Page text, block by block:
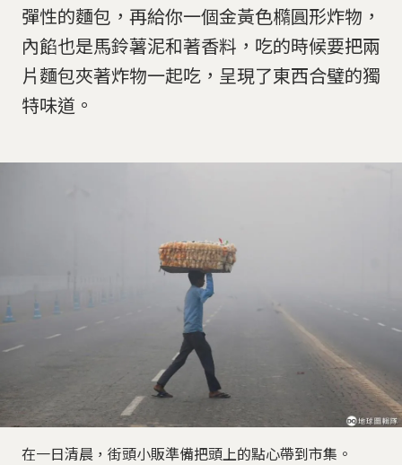
彈性的麵包，再給你一個金黃色橢圓形炸物，
內餡也是馬鈴薯泥和著香料，吃的時候要把兩
片麵包夾著炸物一起吃，呈現了東西合璧的獨
特味道。
在一日清晨，街頭小販準備把頭上的點心帶到市集。